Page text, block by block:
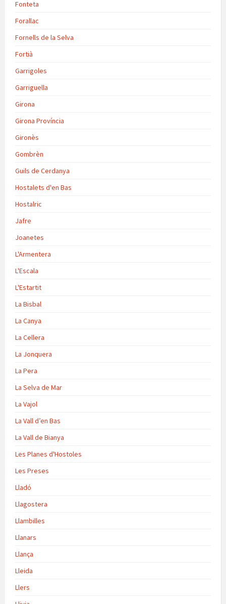
Fonteta
Forallac
Fornells de la Selva
Fortià
Garrigoles
Garriguella
Girona
Girona Província
Gironès
Gombrèn
Guils de Cerdanya
Hostalets d'en Bas
Hostalric
Jafre
Joanetes
L'Armentera
L'Escala
L'Estartit
La Bisbal
La Canya
La Cellera
La Jonquera
La Pera
La Selva de Mar
La Vajol
La Vall d’en Bas
La Vall de Bianya
Les Planes d'Hostoles
Les Preses
Lladó
Llagostera
Llambilles
Llanars
Llança
Lleida
Llers